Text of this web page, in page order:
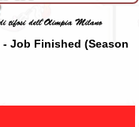
- Job Finished (Season